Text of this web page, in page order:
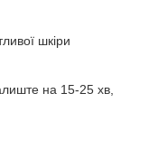
шкіри
на 15-25 хв,